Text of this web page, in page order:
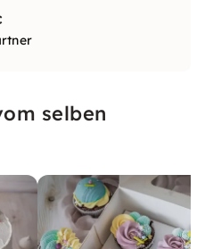
selben